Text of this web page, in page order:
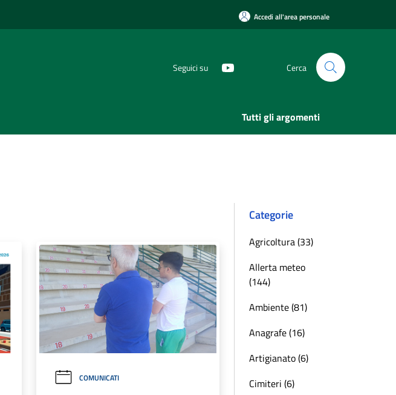
Accedi all'area personale
Seguici su Cerca
Tutti gli argomenti
COMUNICATI
Categorie
Agricoltura (33)
Allerta meteo
(144)
Ambiente (81)
Anagrafe (16)
Artigianato (6)
Cimiteri (6)